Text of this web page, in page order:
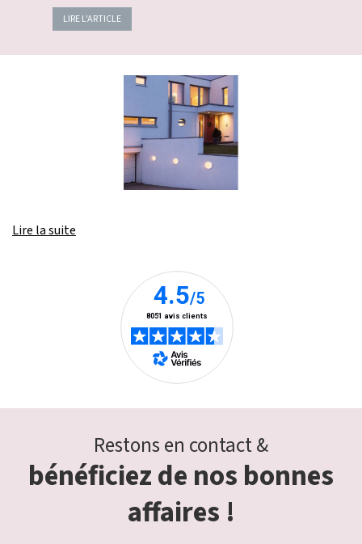
LIRE L'ARTICLE
Lire la suite
Restons en contact &
bénéficiez de nos bonnes
affaires !